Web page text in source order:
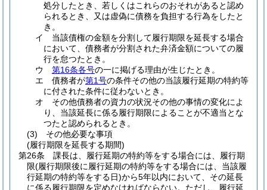
処分したとき、若しくはこれらのおそれがあると認め
られるとき、又は虚偽に債務を負担する行為をしたと
き。
イ
当該債権の金額を分割して履行期限を延長する場合
において、債務者が分割された弁済金額についての履
行を怠つたとき。
ウ
第16条各号の一に掲げる理由が生じたとき。
エ
債務者が第1号の条件その他の当該履行延期の特約等
に付された条件に従わないとき。
オ
その他債務者の資力の状況その他の事情の変化によ
り、当該延長に係る履行期限によることが不適当とな
つたと認められるとき。
(3)
その他必要な事項
(履行期限を延長する期間)
第26条
課長は、履行延期の特約等をする場合には、履行期
限(履行期限後に履行延期の特約等をする場合には、当該履
行延期の特約等をする日)から5年以内において、その延長
に係る履行期限を定めなければならない。 ただし、履行延